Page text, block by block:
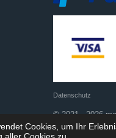
Cookies, um Ihr
Datenschutz
© 2021 - 2026